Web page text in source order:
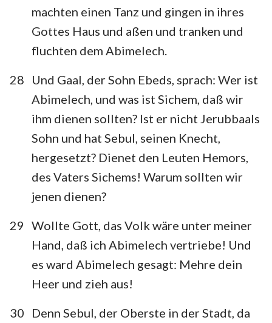
1 2 3 4 5 6
7
9 11 13
14
15
16 17 18
machten einen Tanz und gingen in ihres
Gottes Haus und aßen und tranken und
fluchten dem Abimelech.
28
Und Gaal, der Sohn Ebeds, sprach: Wer ist
Abimelech, und was ist Sichem, daß wir
ihm dienen sollten? Ist er nicht Jerubbaals
Sohn und hat Sebul, seinen Knecht,
hergesetzt? Dienet den Leuten Hemors,
des Vaters Sichems! Warum sollten wir
jenen dienen?
29 Wollte Gott, das Volk wäre unter meiner
Hand, daß ich Abimelech vertriebe! Und
es ward Abimelech gesagt: Mehre dein
Heer und zieh aus!
30
Denn Sebul, der Oberste in der Stadt, da